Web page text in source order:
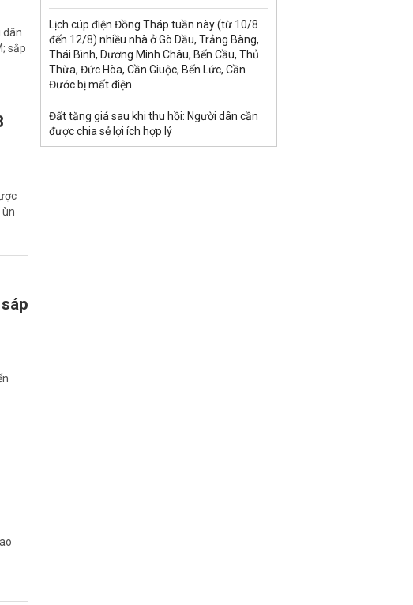
dân
sắp
Lịch cúp điện Đồng Tháp tuần này (từ 10/8
đến 12/8) nhiều nhà ở Gò Dầu, Trảng Bàng,
Thái Bình, Dương Minh Châu, Bến Cầu, Thủ
Thừa, Đức Hòa, Cần Giuộc, Bến Lức, Cần
Đước bị mất điện
Đất tăng giá sau khi thu hồi: Người dân cần
được chia sẻ lợi ích hợp lý